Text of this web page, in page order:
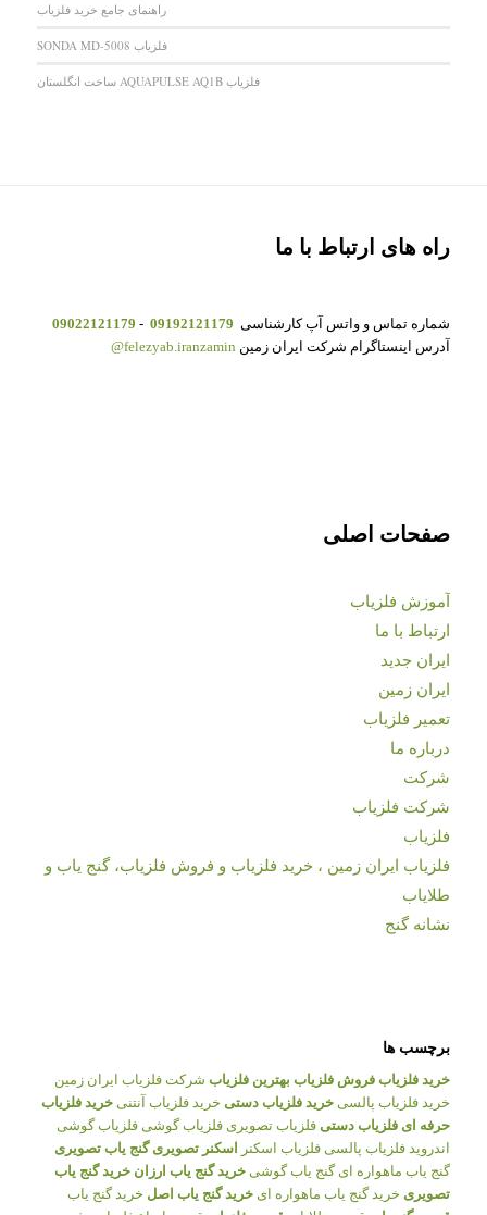
راهنمای جامع خرید فلزیاب
فلزیاب SONDA MD-5008
فلزیاب AQUAPULSE AQ1B ساخت انگلستان
راه های ارتباط با ما
شماره تماس و واتس آپ کارشناسی 09192121179
-
09022121179
آدرس اینستاگرام شرکت ایران زمین felezyab.iranzamin@
صفحات اصلی
آموزش فلزیاب
ارتباط با ما
ایران جدید
ایران زمین
تعمیر فلزیاب
درباره ما
شرکت
شرکت فلزیاب
فلزیاب
فلزیاب ایران زمین ، خرید فلزیاب و فروش فلزیاب، گنج یاب و
طلایاب
نشانه گنج
برچسب ها
خرید فلزیاب فروش فلزیاب بهترین فلزیاب شرکت فلزیاب ایران زمین
خرید فلزیاب پالسی خرید فلزیاب دستی خرید فلزیاب آنتنی خرید فلزیاب
حرفه ای فلزیاب دستی فلزیاب تصویری فلزیاب گوشی فلزیاب گوشی
اندروید فلزیاب پالسی فلزیاب اسکنر اسکنر تصویری گنج یاب تصویری
گنج یاب ماهواره ای گنج یاب گوشی خرید گنج یاب ارزان خرید گنج یاب
تصویری خرید گنج یاب ماهواره ای خرید گنج یاب اصل خرید گنج یاب